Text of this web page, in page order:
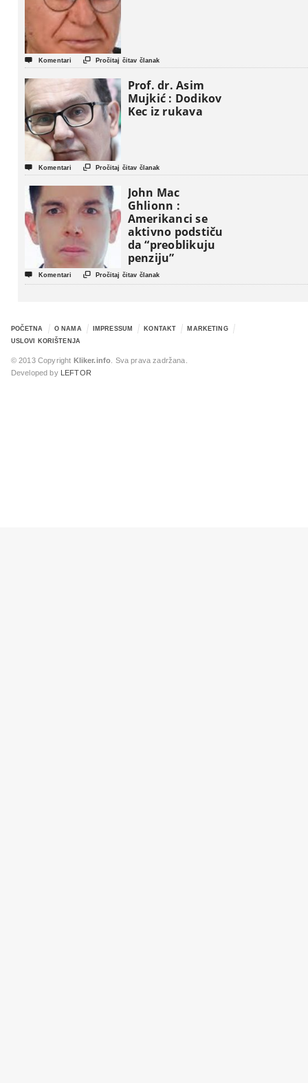
 Komentari  Pročitaj čitav članak
Prof. dr. Asim
Mujkić : Dodikov
Kec iz rukava
 Komentari  Pročitaj čitav članak
John Mac
Ghlionn :
Amerikanci se
aktivno podstiču
da “preoblikuju
penziju”
 Komentari  Pročitaj čitav članak
POČETNA O NAMA IMPRESSUM KONTAKT
MARKETING
USLOVI KORIŠTENJA
© 2013 Copyright Kliker.info . Sva prava zadržana.
Developed by
LEFTOR